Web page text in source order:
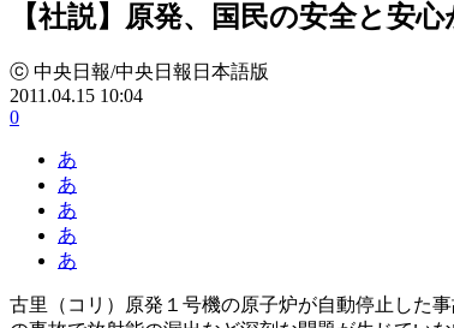
【社説】原発、国民の安全と安
ⓒ 中央日報/中央日報日本語版
2011.04.15 10:04
0
あ
あ
あ
あ
あ
古里（コリ）原発１号機の原子炉が自動停止した